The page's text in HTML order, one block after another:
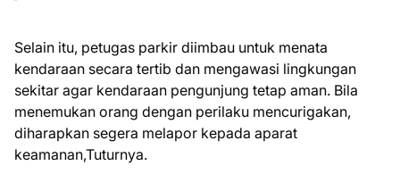
Selain itu, petugas parkir diimbau untuk menata
kendaraan secara tertib dan mengawasi lingkungan
sekitar agar kendaraan pengunjung tetap aman. Bila
menemukan orang dengan perilaku mencurigakan,
diharapkan segera melapor kepada aparat
keamanan,Tuturnya.